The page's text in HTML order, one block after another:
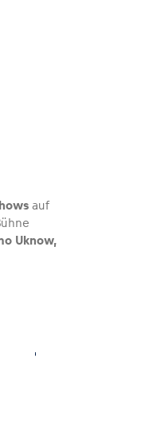
auf
Uknow,